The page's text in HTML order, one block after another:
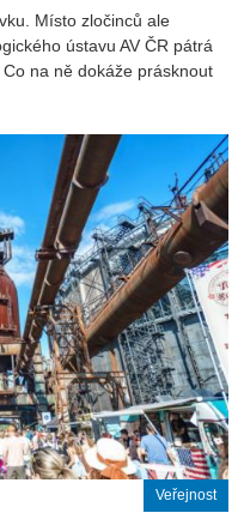
Místo zločinců ale
ústavu AV ČR pátrá
na ně dokáže prásknout
Veřejnost